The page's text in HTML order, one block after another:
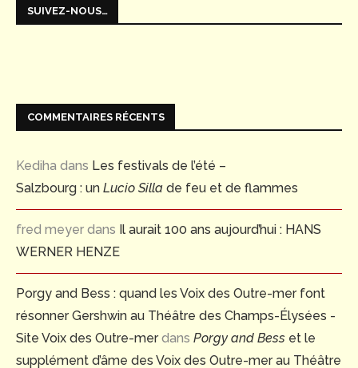
SUIVEZ-NOUS…
COMMENTAIRES RÉCENTS
Kediha dans Les festivals de l’été –
Salzbourg : un Lucio Silla de feu et de flammes
fred meyer dans Il aurait 100 ans aujourd’hui : HANS
WERNER HENZE
Porgy and Bess : quand les Voix des Outre-mer font
résonner Gershwin au Théâtre des Champs-Élysées -
Site Voix des Outre-merdans Porgy and Bess et le
supplément d’âme des Voix des Outre-mer au Théâtre